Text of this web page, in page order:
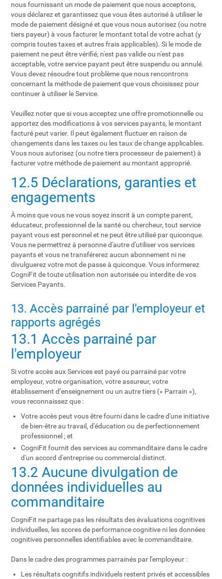
nous fournissant un mode de paiement que nous acceptons,
vous déclarez et garantissez que vous êtes autorisé à utiliser le
mode de paiement désigné et que vous nous autorisez (ou notre
tiers payeur) à vous facturer le montant total de votre achat (y
compris toutes taxes et autres frais applicables). Si le mode de
paiement ne peut être vérifié, n'est pas valide ou n'est pas
acceptable, votre service payant peut être suspendu ou annulé.
Vous devez résoudre tout problème que nous rencontrons
concernant la méthode de paiement que vous choisissez pour
continuer à utiliser le Service.
Veuillez noter que si vous acceptez une offre promotionnelle ou
apportez des modifications à vos services payants, le montant
facturé peut varier. Il peut également fluctuer en raison de
changements dans les taxes ou les taux de change applicables.
Vous nous autorisez (ou notre tiers processeur de paiement) à
facturer votre méthode de paiement au montant approprié.
12.5 Déclarations, garanties et
engagements
À moins que vous ne vous soyez inscrit à un compte parent,
éducateur, professionnel de la santé ou chercheur, tout service
payant vous est personnel et ne peut être utilisé par quiconque.
Vous ne permettrez à personne d'autre d'utiliser vos services
payants et vous ne transférerez aucun abonnement ni ne
divulguerez votre mot de passe à quiconque. Vous informerez
CogniFit de toute utilisation non autorisée ou interdite de vos
Services Payants.
13. Accès parrainé par l'employeur et
rapports agrégés
13.1 Accès parrainé par
l'employeur
Si votre accès aux Services est payé ou parrainé par votre
employeur, votre organisation, votre assureur, votre
établissement d’enseignement ou un autre tiers (« Parrain »),
vous reconnaissez que :
Votre accès peut vous être fourni dans le cadre d'une initiative
de bien-être au travail, d'éducation ou de perfectionnement
professionnel ; et
CogniFit fournit des services au commanditaire dans le cadre
d'un accord d'entreprise ou commercial distinct.
13.2 Aucune divulgation de
données individuelles au
commanditaire
CogniFit ne partage pas les résultats des évaluations cognitives
individuelles, les scores de performance cognitive ni les données
cognitives personnelles identifiables avec le commanditaire.
Dans le cadre des programmes parrainés par l'employeur :
Les résultats cognitifs individuels restent privés et accessibles